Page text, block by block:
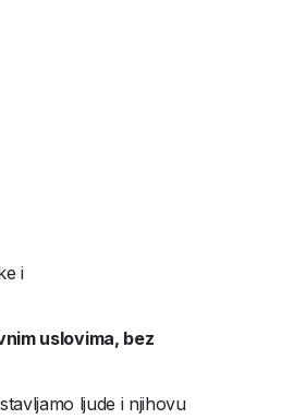
i
uslovima, bez
ljude i njihovu